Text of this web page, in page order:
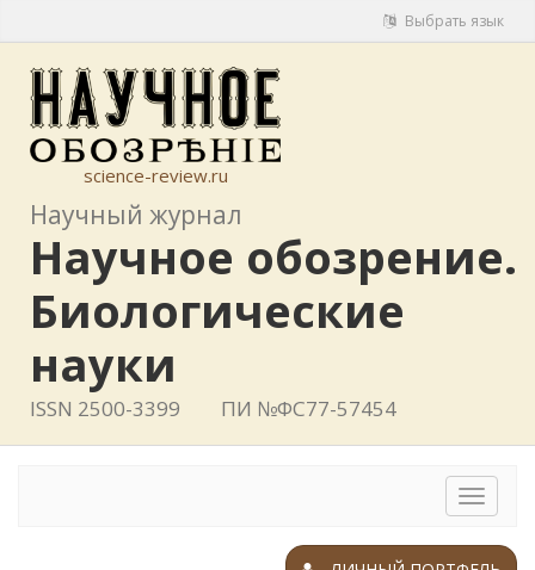
Выбрать язык
science-review.ru
Научный журнал
Научное обозрение.
Биологические
науки
ISSN 2500-3399 ПИ №ФС77-57454
Toggle